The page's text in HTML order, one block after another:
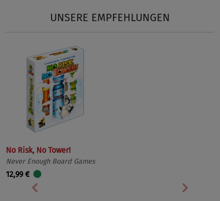
UNSERE EMPFEHLUNGEN
No Risk, No Tower!
Never Enough Board Games
12,99 €
Vorherige